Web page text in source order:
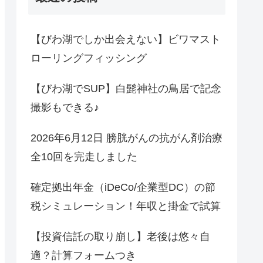
【びわ湖でしか出会えない】ビワマスト
ローリングフィッシング
【びわ湖でSUP】白髭神社の鳥居で記念
撮影もできる♪
2026年6月12日 膀胱がんの抗がん剤治療
全10回を完走しました
確定拠出年金（iDeCo/企業型DC）の節
税シミュレーション！年収と掛金で試算
【投資信託の取り崩し】老後は悠々自
適？計算フォームつき